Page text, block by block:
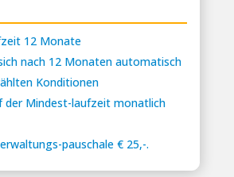
12 Monate
nach 12 Monaten automatisch
Konditionen
der Mindest-laufzeit monatlich
pauschale € 25,-.